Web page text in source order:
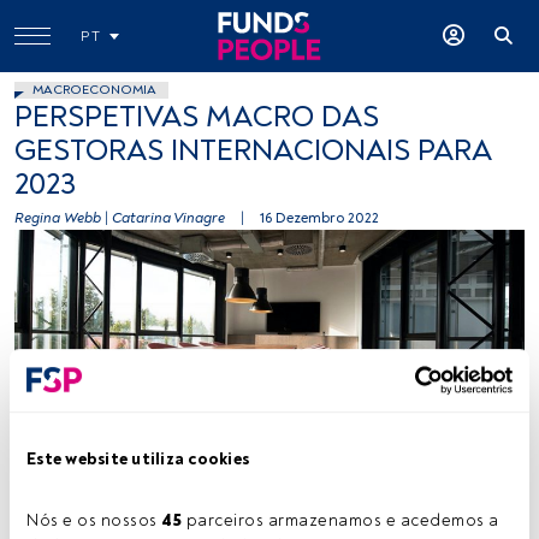
Este website utiliza cookies
Nós e os nossos 45 parceiros armazenamos e acedemos a
PT
MACROECONOMIA
PERSPETIVAS MACRO DAS
GESTORAS INTERNACIONAIS PARA
2023
Regina Webb Catarina Vinagre 16 Dezembro 2022
Tempo de leitura: 1 min.